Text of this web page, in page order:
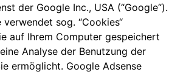
der Google Inc., USA (“Google“).
verwendet sog. “Cookies“
auf Ihrem Computer gespeichert
Analyse der Benutzung der
ermöglicht. Google Adsense